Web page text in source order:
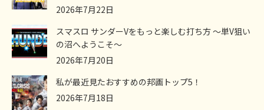
2026年7月22日
スマスロ サンダーVをもっと楽しむ打ち方 ～単V狙い
の沼へようこそ～
2026年7月20日
私が最近見たおすすめの邦画トップ5！
2026年7月18日